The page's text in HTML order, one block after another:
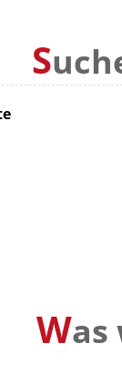
S
Was